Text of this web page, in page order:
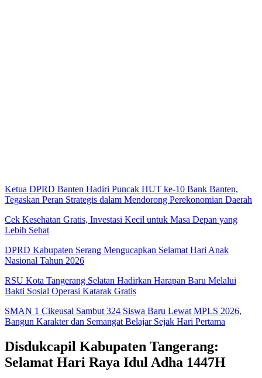
Ketua DPRD Banten Hadiri Puncak HUT ke-10 Bank Banten,
Tegaskan Peran Strategis dalam Mendorong Perekonomian Daerah
Cek Kesehatan Gratis, Investasi Kecil untuk Masa Depan yang
Lebih Sehat
DPRD Kabupaten Serang Mengucapkan Selamat Hari Anak
Nasional Tahun 2026
RSU Kota Tangerang Selatan Hadirkan Harapan Baru Melalui
Bakti Sosial Operasi Katarak Gratis
SMAN 1 Cikeusal Sambut 324 Siswa Baru Lewat MPLS 2026,
Bangun Karakter dan Semangat Belajar Sejak Hari Pertama
Disdukcapil Kabupaten Tangerang:
Selamat Hari Raya Idul Adha 1447H